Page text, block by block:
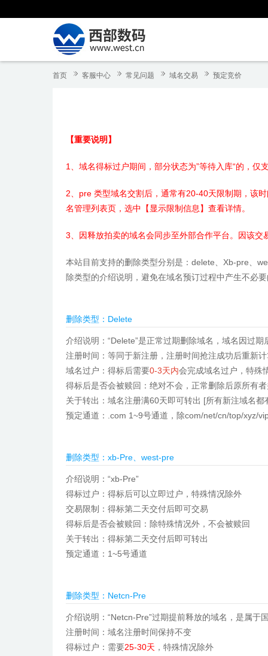
首页 客服中心 常见问题 域名交易 预定竞价
【重要说明】
1、域名得标过户期间，部分状态为”等待入库“的，
2、pre 类型域名交割后，通常有20-40天限制期，该
名管理列表页，选中【显示限制信息】查看详情。
3、因释放拍卖的域名会同步至外部合作平台。因该
本站目前支持的删除类型分别是：delete、Xb-pre、
除类型的介绍说明，避免在域名预订过程中产生不必
删除类型：Delete
介绍说明：“Delete”是正常过期删除域名，域名因过
注册时间：等同于新注册，注册时间抢注成功后重新
域名过户：得标后需要0-3天内会完成域名过户，特殊
得标后是否会被赎回：绝对不会，正常删除后原所有
关于转出：域名注册满60天即可转出 [所有新注域名
预定通道：.com 1~9号通道，除com/net/cn/top/xyz/
删除类型：xb-Pre、west-pre
介绍说明：“xb-Pre”
得标过户：得标后可以立即过户，特殊情况除外
交易限制：得标第二天交付后即可交易
得标后是否会被赎回：除特殊情况外，不会被赎回
关于转出： 得标第二天交付后即可转出
预定通道： 1~5号通道
删除类型：Netcn-Pre
介绍说明：“Netcn-Pre”过期提前释放的域名，是属
注册时间：域名注册时间保持不变
得标过户：需要25-30天 ，特殊情况除外